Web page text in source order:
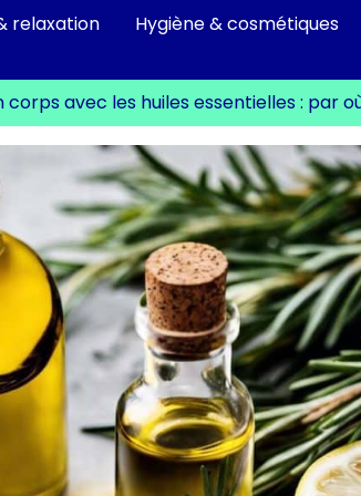
relaxation Hygiène & cosmétiques
corps avec les huiles essentielles : par